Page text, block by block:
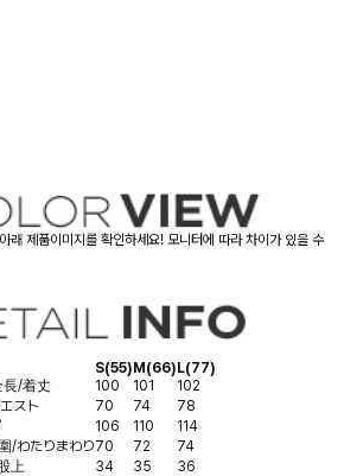
래 제품이미지를 확인하세요! 모니터에 따라 차이가 있을 수
S(55)M(66)L(77)
/着丈 100 101
102
スト 70 74
78
106 110
114
/わたりまわり70 72
74
上 34 35
36